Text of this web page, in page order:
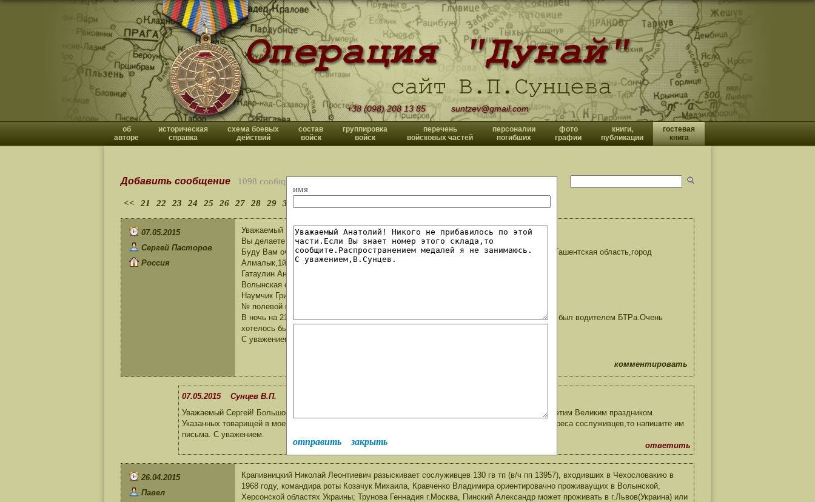
+38 (098) 208 13 85 suntzev@gmail.com
об
авторе
историческая
справка
схема боевых
действий
состав
войск
группировка
войск
перечень
войсковых частей
персоналии
погибших
фото
графии
книги,
публикации
гостевая
книга
имя
отправить закрыть
Добавить сообщение 1098 сообщений
<< 21 22 23 24 25 26 27 28 29 30
07.05.2015
Сергей Пасторов
Россия
Уважаемый Владислав Павлович,с Днём Великой Победы!
Вы делаете большое и нужное дело,спасибо Вам.
Буду Вам очень благодарен,если поможете мне разыскать сослуживцев.Их адреса:Ташентская область,город
Алмалык,1й Октябрьский переулок,д115.
Гатаулин Анатолий Николаевич.
Волынская область,Ковельский район,село"Вербка"
Наумчик Григорий Моисеевич.
№ полевой почты:59778.
В ночь на 21 августа 1968г. мы вошли с ЧССР из г.Дрездена.Мы из одного экипажа,я был водителем БТРа.Очень
хотелось бы узнать их судьбу.Помогите,пожалуйста,если это возможно.
С уважением Пасторов С.Я.
комментировать
07.05.2015 Сунцев В.П.
Уважаемый Сергей! Большое спасибо за поздравление. Примите и от меня наилучшие пожелания с этим Великим праздником.
Указанных товарищей в моей базе данных по 83гв.опс и АСУ 16 ВА не числится. Если у Вас есть адреса сослуживцев,то напишите им
письма. С уважением.
ответить
26.04.2015
Павел
Крапивницкий Николай Леонтиевич разыскивает сослуживцев 130 гв тп (в/ч пп 13957), входивших в Чехословакию в
1968 году, командира роты Козачук Михаила, Кравченко Владимира ориентировачно проживаущих в Волынской,
Херсонской областях Украины; Трунова Геннадия г.Москва, Пинский Александр может проживать в г.Львов(Украина) или